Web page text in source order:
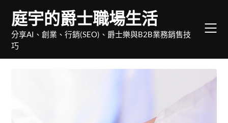
content
庭宇的爵士職場生活
分享AI、創業、行銷(SEO)、爵士樂與B2B業務銷售技
巧